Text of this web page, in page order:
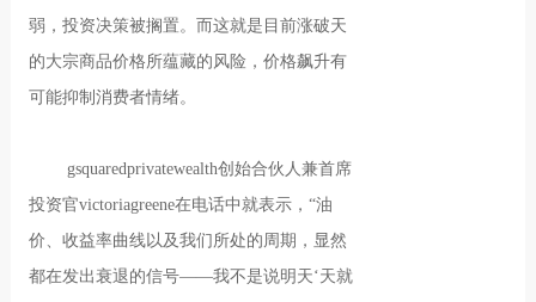
弱，投资决策被搁置。而这就是目前涨破天
的大宗商品价格所蕴藏的风险，价格飙升有
可能抑制消费者情绪。
gsquaredprivatewealth创始合伙人兼首席
投资官victoriagreene在电话中就表示，“油
价、收益率曲线以及我们所处的周期，显然
都在发出衰退的信号——我不是说明天‘天就